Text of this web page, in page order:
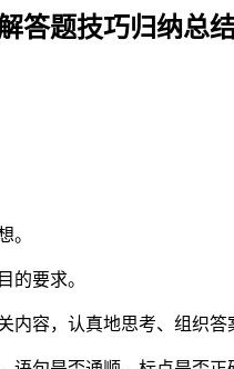
答题技巧归纳总
。
的要求。
内容，认真地思考、组织答